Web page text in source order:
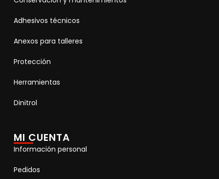
Adhesivos técnicos
Anexos para talleres
Protección
Herramientas
Dinitrol
MI CUENTA
Información personal
Pedidos